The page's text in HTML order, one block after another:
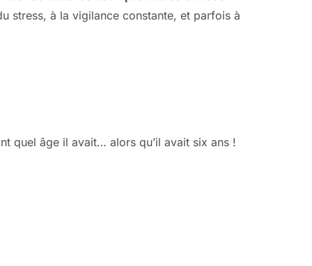
stress, à la vigilance constante, et parfois à
quel âge il avait… alors qu’il avait six ans !